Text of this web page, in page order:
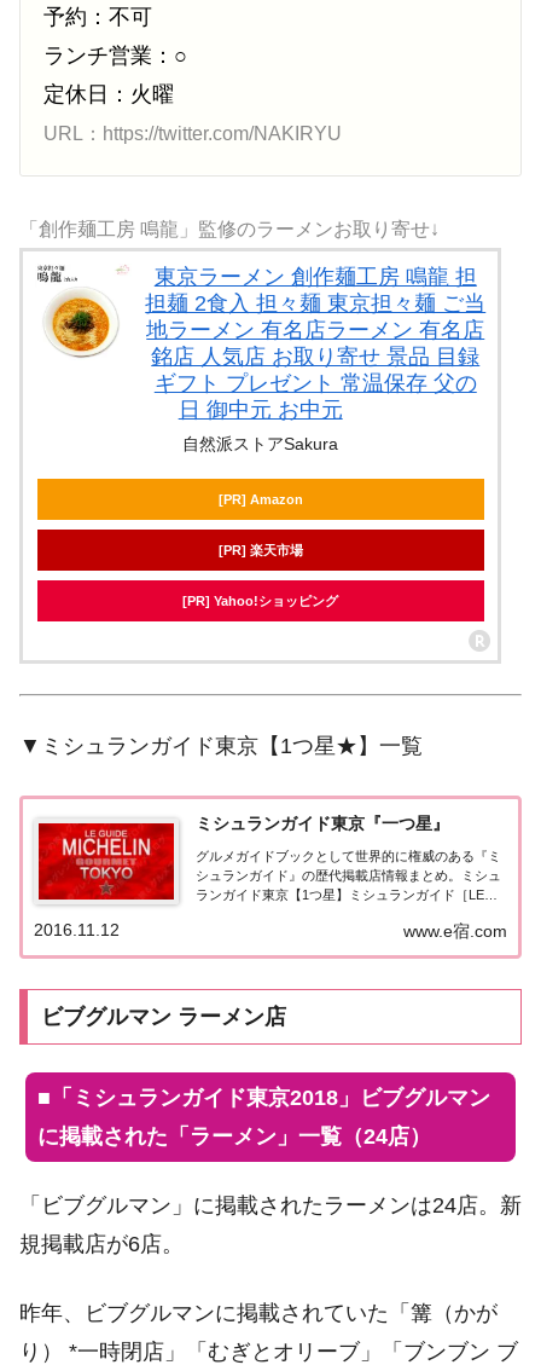
予約：不可
ランチ営業：○
定休日：火曜
URL：https://twitter.com/NAKIRYU
「創作麺工房 鳴龍」監修のラーメンお取り寄せ↓
東京ラーメン 創作麺工房 鳴龍 担
担麺 2食入 担々麺 東京担々麺 ご当
地ラーメン 有名店ラーメン 有名店
銘店 人気店 お取り寄せ 景品 目録
ギフト プレゼント 常温保存 父の
日 御中元 お中元
自然派ストアSakura
[PR] Amazon
[PR] 楽天市場
[PR] Yahoo!ショッピング
▼ミシュランガイド東京【1つ星★】一覧
ミシュランガイド東京『一つ星』
グルメガイドブックとして世界的に権威のある『ミ
シュランガイド』の歴代掲載店情報まとめ。ミシュ
ランガイド東京【1つ星】ミシュランガイド［LE
に選出されたレストランのまとめページ。（出典
元：）ミシュランガイド東京2026東京...
www.e宿.com
2016.11.12
ビブグルマン ラーメン店
■ 「ミシュランガイド東京2018」ビブグルマン
に掲載された「ラーメン」一覧（24店）
「ビブグルマン」に掲載されたラーメンは24店。新
規掲載店が6店。
昨年、ビブグルマンに掲載されていた「篝（かが
り） *一時閉店」「むぎとオリーブ」「ブンブン ブ